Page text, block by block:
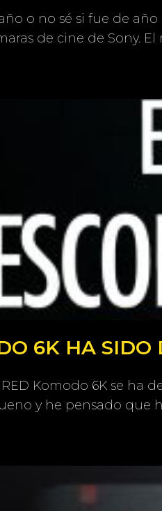
o no sé si fue de
de cine de Sony.
6K HA SIDO
Komodo 6K se ha
y he pensado que